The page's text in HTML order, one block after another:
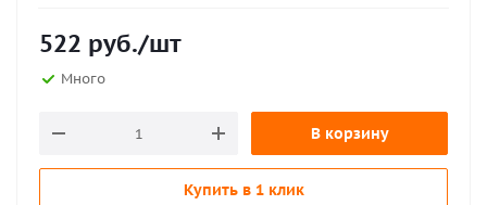
522 руб./шт
Много
В корзину
Купить в 1 клик